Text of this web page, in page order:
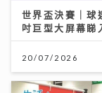
世界盃決賽｜
吋巨型大屏幕睇
20/07/2026